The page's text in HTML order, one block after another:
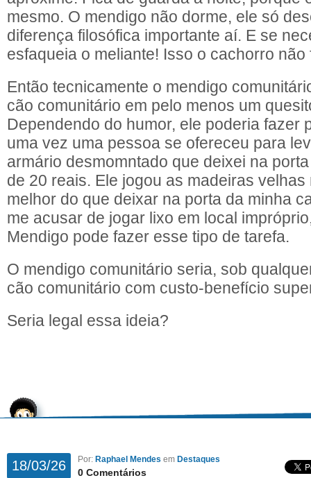
mesmo. O mendigo não dorme, ele só
diferença filosófica importante aí. E se
esfaqueia o meliante! Isso o cachorro não
Então tecnicamente o mendigo
cão comunitário em pelo menos um
Dependendo do humor, ele poderia fazer
uma vez uma pessoa se ofereceu para
armário desmomntado que deixei na
de 20 reais. Ele jogou as madeiras
melhor do que deixar na porta da minha
me acusar de jogar lixo em local
Mendigo pode fazer esse tipo de tarefa.
O mendigo comunitário seria, sob
cão comunitário com custo-benefício
Seria legal essa ideia?
18/03/26 Por: Raphael Mendes em Destaques
0 Comentários